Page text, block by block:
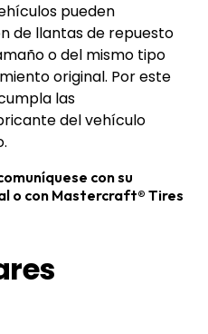
pueden
de llantas de repuesto
o del mismo tipo
original. Por este
las
del vehículo
con su
o con Mastercraft® Tires